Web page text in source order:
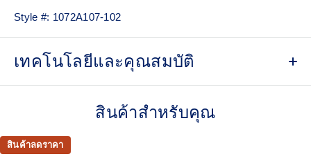
Style #: 1072A107-102
เทคโนโลยีและคุณสมบัติ
The sockliner is produced with the solution dyeing
33% and carbon emissions by approximately 45%
compared to the conventional dyeing technology
สินค้าสำหรับคุณ
สินค้าลดราคา